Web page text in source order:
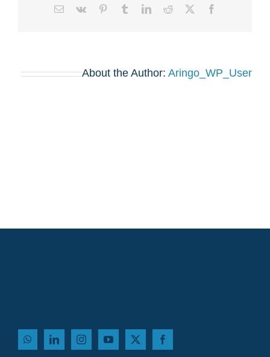
Facebook
X
Reddit
LinkedIn
Tumblr
Pinterest
Vk
Email
About the Author: Aringo_WP_User